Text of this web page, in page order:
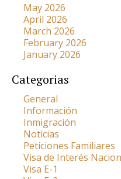
May 2026
April 2026
March 2026
February 2026
January 2026
Categorias
General
Información
Inmigración
Noticias
Peticiones Familiares
Visa de Interés
Visa E-1